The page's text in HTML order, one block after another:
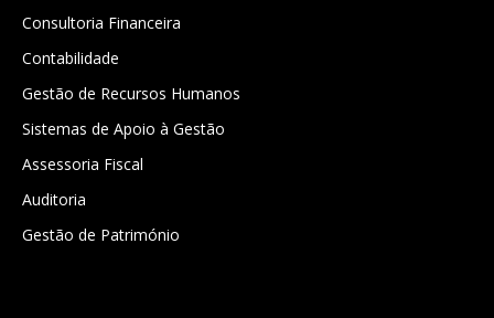
Consultoria Financeira
Contabilidade
Gestão de Recursos Humanos
Sistemas de Apoio à Gestão
Assessoria Fiscal
Auditoria
Gestão de Património